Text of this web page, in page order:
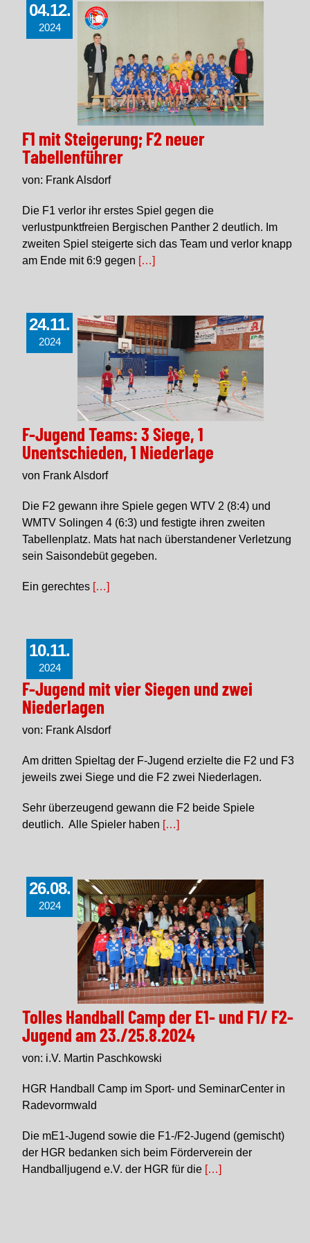
04.12.
2024
F1 mit Steigerung; F2 neuer
Tabellenführer
von: Frank Alsdorf
Die F1 verlor ihr erstes Spiel gegen die
verlustpunktfreien Bergischen Panther 2 deutlich. Im
zweiten Spiel steigerte sich das Team und verlor knapp
am Ende mit 6:9 gegen […]
24.11.
2024
F-Jugend Teams: 3 Siege, 1
Unentschieden, 1 Niederlage
von Frank Alsdorf
Die F2 gewann ihre Spiele gegen WTV 2 (8:4) und
WMTV Solingen 4 (6:3) und festigte ihren zweiten
Tabellenplatz. Mats hat nach überstandener Verletzung
sein Saisondebüt gegeben.
Ein gerechtes […]
10.11.
2024
F-Jugend mit vier Siegen und zwei
Niederlagen
von: Frank Alsdorf
Am dritten Spieltag der F-Jugend erzielte die F2 und F3
jeweils zwei Siege und die F2 zwei Niederlagen.
Sehr überzeugend gewann die F2 beide Spiele
deutlich. Alle Spieler haben […]
26.08.
2024
Tolles Handball Camp der E1- und F1/ F2-
Jugend am 23./25.8.2024
von: i.V. Martin Paschkowski
HGR Handball Camp im Sport- und SeminarCenter in
Radevormwald
Die mE1-Jugend sowie die F1-/F2-Jugend (gemischt)
der HGR bedanken sich beim Förderverein der
Handballjugend e.V. der HGR für die […]